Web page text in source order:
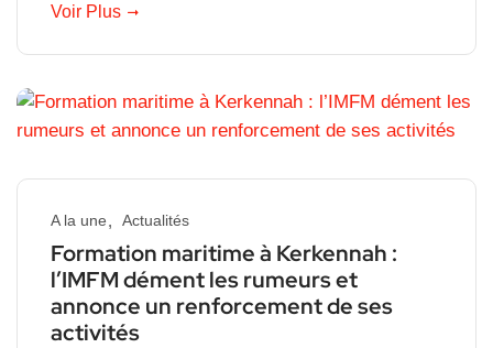
Voir Plus
A la une Actualités
Formation maritime à Kerkennah :
l’IMFM dément les rumeurs et
annonce un renforcement de ses
activités